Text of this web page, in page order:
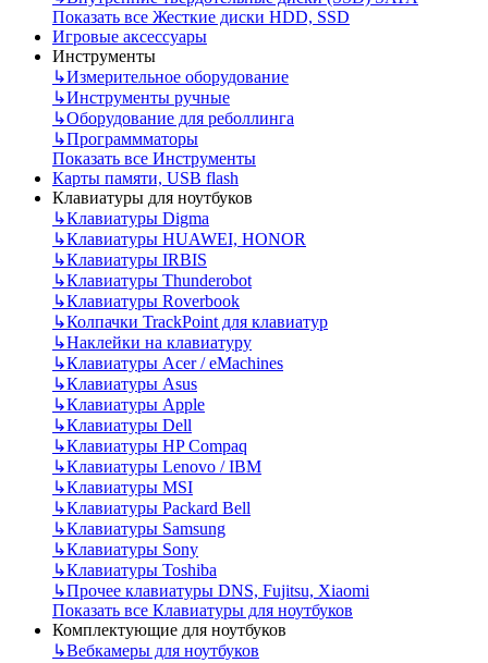
Показать все Жесткие диски HDD, SSD
Игровые аксессуары
Инструменты
↳Измерительное оборудование
↳Инструменты ручные
↳Оборудование для реболлинга
↳Программматоры
Показать все Инструменты
Карты памяти, USB flash
Клавиатуры для ноутбуков
↳Клавиатуры Digma
↳Клавиатуры HUAWEI, HONOR
↳Клавиатуры IRBIS
↳Клавиатуры Thunderobot
↳Клавиатуры Roverbook
↳Колпачки TrackPoint для клавиатур
↳Наклейки на клавиатуру
↳Клавиатуры Acer / eMachines
↳Клавиатуры Asus
↳Клавиатуры Apple
↳Клавиатуры Dell
↳Клавиатуры HP Compaq
↳Клавиатуры Lenovo / IBM
↳Клавиатуры MSI
↳Клавиатуры Packard Bell
↳Клавиатуры Samsung
↳Клавиатуры Sony
↳Клавиатуры Toshiba
↳Прочее клавиатуры DNS, Fujitsu, Xiaomi
Показать все Клавиатуры для ноутбуков
Комплектующие для ноутбуков
↳Вебкамеры для ноутбуков